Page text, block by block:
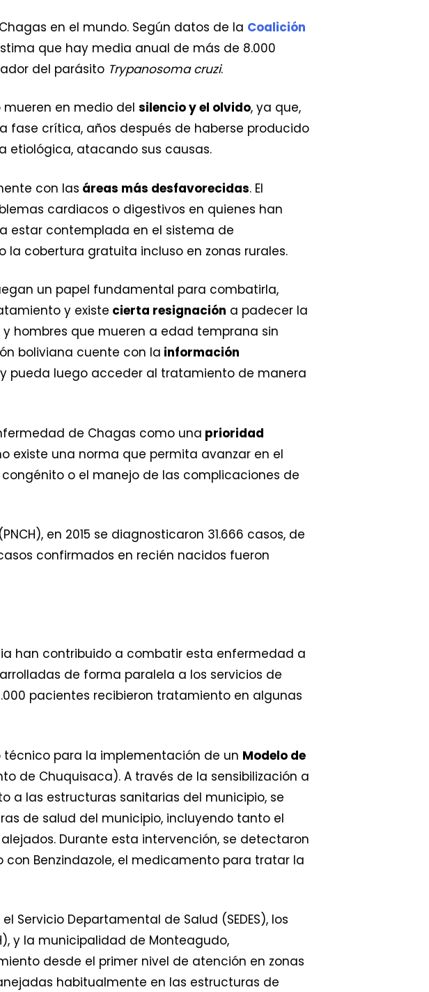
en el mundo. Según datos de la Coalición
que hay media anual de más de 8.000
del parásito Trypanosoma cruzi.
en medio del silencio y el olvido, ya que,
crítica, años después de haberse producido
etiológica, atacando sus causas.
con las áreas más desfavorecidas. El
cardiacos o digestivos en quienes han
estar contemplada en el sistema de
la cobertura gratuita incluso en zonas rurales.
un papel fundamental para combatirla,
y existe cierta resignación a padecer la
hombres que mueren a edad temprana sin
boliviana cuente con la información
pueda luego acceder al tratamiento de manera
de Chagas como una prioridad
existe una norma que permita avanzar en el
o el manejo de las complicaciones de
en 2015 se diagnosticaron 31.666 casos, de
confirmados en recién nacidos fueron
han contribuido a combatir esta enfermedad a
de forma paralela a los servicios de
pacientes recibieron tratamiento en algunas
técnico para la implementación de un Modelo de
de Chuquisaca). A través de la sensibilización a
a las estructuras sanitarias del municipio, se
de salud del municipio, incluyendo tanto el
Durante esta intervención, se detectaron
con Benzindazole, el medicamento para tratar la
Servicio Departamental de Salud (SEDES), los
y la municipalidad de Monteagudo,
desde el primer nivel de atención en zonas
habitualmente en las estructuras de